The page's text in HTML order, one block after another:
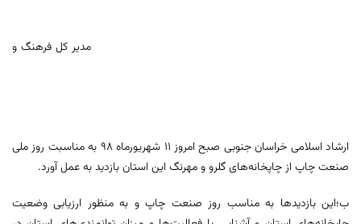
مدیر کل فرهنگ و
ارشاد اسلامی خراسان جنوبی صبح امروز ١١ شهریورماه ٩٨ به مناسبت روز ملی
صنعت چاپ از چاپخانه‌های گلرو و مهرنگ این استان بازدید به عمل آورد.
ب؛این بازدیدها به مناسب روز صنعت چاپ و به منظور ارزیابی وضعیت